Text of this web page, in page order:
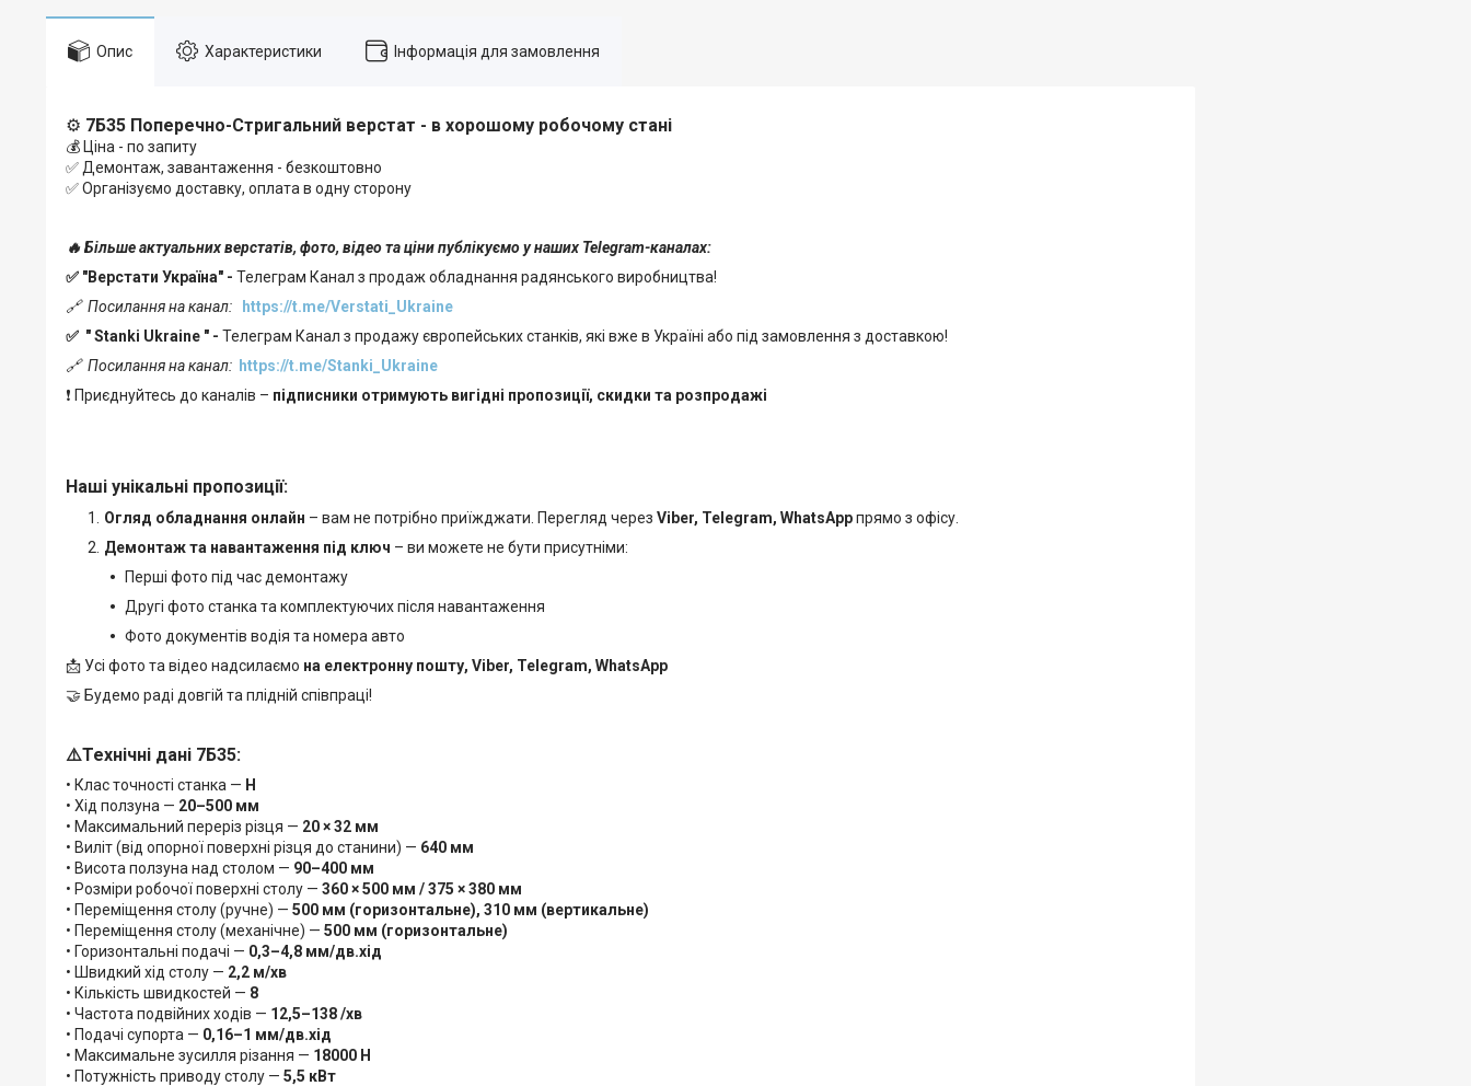
Опис Характеристики Інформація для замовлення
⚙️ 7Б35 Поперечно-Стригальний верстат - в хорошому робочому стані
💰 Ціна - по запиту
✅ Демонтаж, завантаження - безкоштовно
✅ Організуємо доставку, оплата в одну сторону
🔥 Більше актуальних верстатів, фото, відео та ціни публікуємо у наших Telegram-каналах:
✅ "Верстати Україна" - Телеграм Канал з продаж обладнання радянського виробництва!
🔗 Посилання на канал: https://t.me/Verstati_Ukraine
✅ "Stanki Ukraine " - Телеграм Канал з продажу європейських станків, які вже в Україні або під замовлення з доставкою!
🔗 Посилання на канал: https://t.me/Stanki_Ukraine
❗ Приєднуйтесь до каналів – підписники отримують вигідні пропозиції, скидки та розпродажі
Наші унікальні пропозиції:
Огляд обладнання онлайн – вам не потрібно приїжджати. Перегляд через Viber, Telegram, WhatsAppпрямо з офісу.
Демонтаж та навантаження під ключ – ви можете не бути присутніми:
Перші фото під час демонтажу
Другі фото станка та комплектуючих після навантаження
Фото документів водія та номера авто
📩 Усі фото та відео надсилаємо на електронну пошту, Viber, Telegram, WhatsApp
🤝 Будемо раді довгій та плідній співпраці!
⚠️Технічні дані 7Б35:
• Клас точності станка — Н
• Хід ползуна — 20–500 мм
• Максимальний переріз різця — 20 × 32 мм
• Виліт (від опорної поверхні різця до станини) — 640 мм
• Висота ползуна над столом — 90–400 мм
• Розміри робочої поверхні столу — 360 × 500 мм / 375 × 380 мм
• Переміщення столу (ручне) — 500 мм (горизонтальне), 310 мм (вертикальне)
• Переміщення столу (механічне) — 500 мм (горизонтальне)
• Горизонтальні подачі — 0,3–4,8 мм/дв.хід
• Швидкий хід столу — 2,2 м/хв
• Кількість швидкостей — 8
• Частота подвійних ходів — 12,5–138 /хв
• Подачі супорта — 0,16–1 мм/дв.хід
• Максимальне зусилля різання — 18000 Н
• Потужність приводу столу — 5,5 кВт